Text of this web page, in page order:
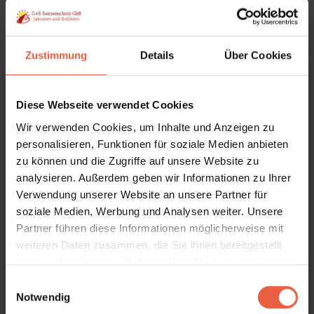
Zustimmung Details Über Cookies
Diese Webseite verwendet Cookies
Wir verwenden Cookies, um Inhalte und Anzeigen zu
personalisieren, Funktionen für soziale Medien anbieten
zu können und die Zugriffe auf unsere Website zu
analysieren. Außerdem geben wir Informationen zu Ihrer
Verwendung unserer Website an unsere Partner für
soziale Medien, Werbung und Analysen weiter. Unsere
Partner führen diese Informationen möglicherweise mit
weiteren Daten zusammen, die Sie ihnen bereitgestellt
haben oder die sie im Rahmen Ihrer Nutzung der Dienste
Notwendig
Leicht zu reinigen
Vielseitig und individuell
Passend zu jedem architektonischen Stil